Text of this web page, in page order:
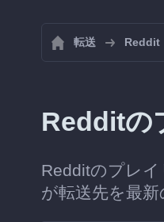
転送 Reddit
Redditの
Redditのプレ
が転送先を最新